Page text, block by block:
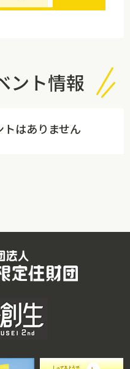
ント情報
はありません